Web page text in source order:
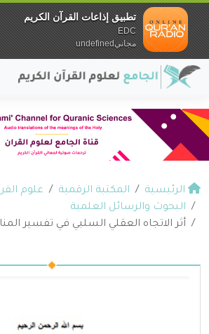
الرئيسية المكتبة الرقمية
علوم
البحوث والرسائل العلمية
أثر الاتجاه العقلي السلبي في تفسير
تطبيق إذاعات القرآن الكريم
EDC
مجانيundefined